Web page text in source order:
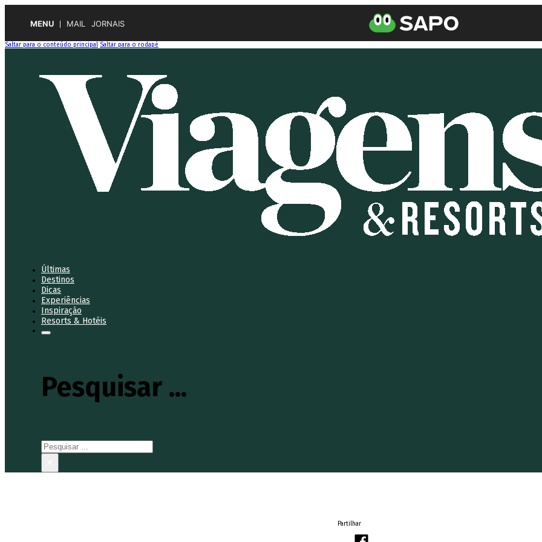
MENU MAIL JORNAIS
Saltar para o conteúdo principal Saltar para o rodapé
Últimas
Destinos
Dicas
Experiências
Inspiração
Resorts & Hotéis
Pesquisar ...
Pesquisar
Partilhar